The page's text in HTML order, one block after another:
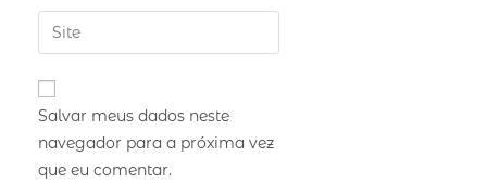
Salvar meus dados neste
navegador para a próxima vez
que eu comentar.